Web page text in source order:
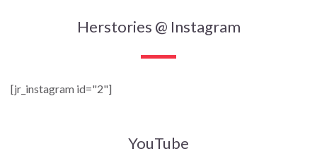
Herstories @ Instagram
[jr_instagram id="2"]
YouTube